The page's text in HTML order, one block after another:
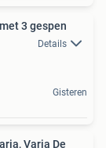
3 gespen
Details
Gisteren
Varia De